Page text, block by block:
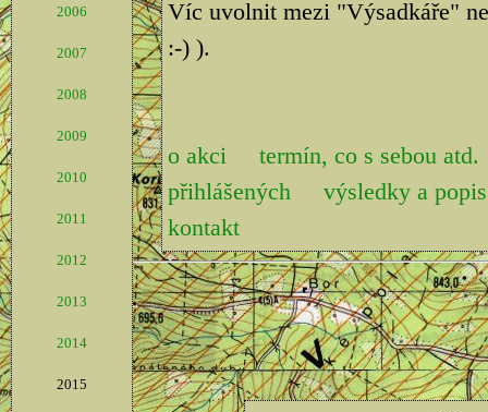
2006
2007
2008
2009
2010
2011
2012
2013
2014
2015
Víc uvolnit mezi "Výsadkáře"
:-) ).
o akci
termín, co s sebou atd.
přihlášených
výsledky a
kontakt